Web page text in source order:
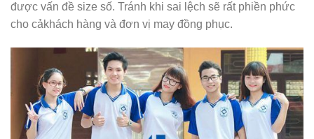
được vấn đề size số. Tránh khi sai lệch sẽ rất phiền phức
cho cảkhách hàng và đơn vị may đồng phục.